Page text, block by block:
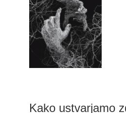
Kako ustvarjamo